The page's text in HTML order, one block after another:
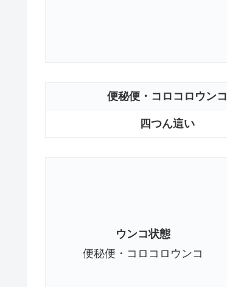
便秘便・コロコロウンコ
四つん這い
ウンコ状態
便秘便・コロコロウンコ